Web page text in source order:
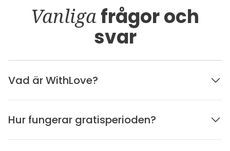
Vanligafrågor och
svar
Vad är WithLove?
Hur fungerar gratisperioden?